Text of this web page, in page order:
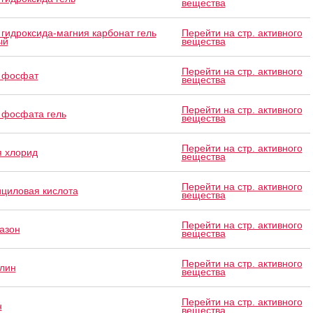
вещества
магния карбонат гель Перейти на стр. активного
вещества
Перейти на стр. активного
вещества
гель Перейти на стр. активного
вещества
хлорид Перейти на стр. активного
вещества
кислота Перейти на стр. активного
вещества
Перейти на стр. активного
вещества
Перейти на стр. активного
вещества
Перейти на стр. активного
вещества